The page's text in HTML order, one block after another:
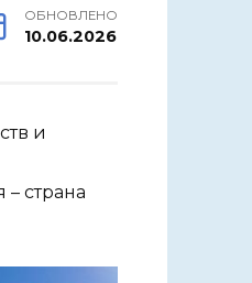
ОБНОВЛЕНО
10.06.2026
и
страна